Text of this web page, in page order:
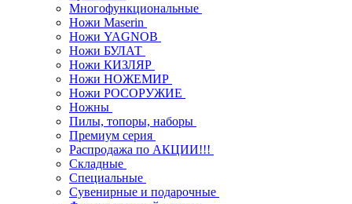
Многофункциональные
Ножи Maserin
Ножи YAGNOB
Ножи БУЛАТ
Ножи КИЗЛЯР
Ножи НОЖЕМИР
Ножи РОСОРУЖИЕ
Ножны
Пилы, топоры, наборы
Премиум серия
Распродажа по АКЦИИ!!!
Складные
Специальные
Сувенирные и подарочные